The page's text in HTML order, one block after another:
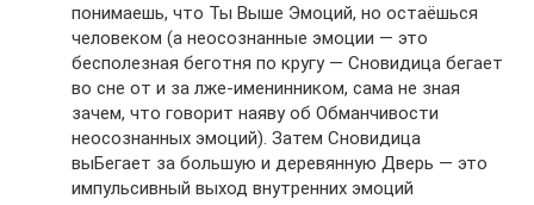
понимаешь, что Ты Выше Эмоций, но остаёшься
человеком (а неосознанные эмоции — это
бесполезная беготня по кругу — Сновидица бегает
во сне от и за лже-именинником, сама не зная
зачем, что говорит наяву об Обманчивости
неосознанных эмоций). Затем Сновидица
выБегает за большую и деревянную Дверь — это
импульсивный выход внутренних эмоций